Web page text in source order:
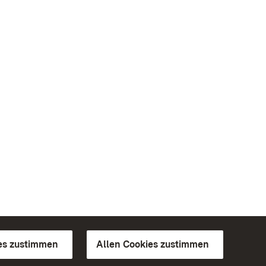
zustimmen Allen Cookies zustimmen